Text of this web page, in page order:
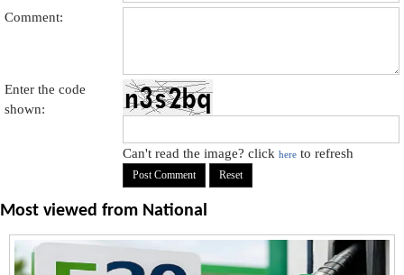
Comment:
Enter the code
shown:
Can't read the image? clickhere to refresh
Most viewed from National